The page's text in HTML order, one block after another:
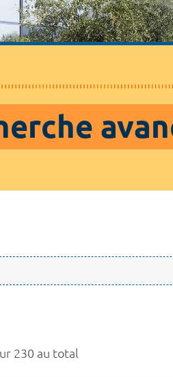
230 au total